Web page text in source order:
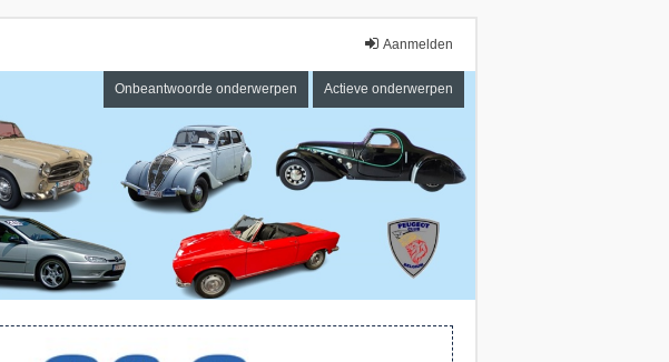
Aanmelden
Onbeantwoorde onderwerpen Actieve onderwerpen